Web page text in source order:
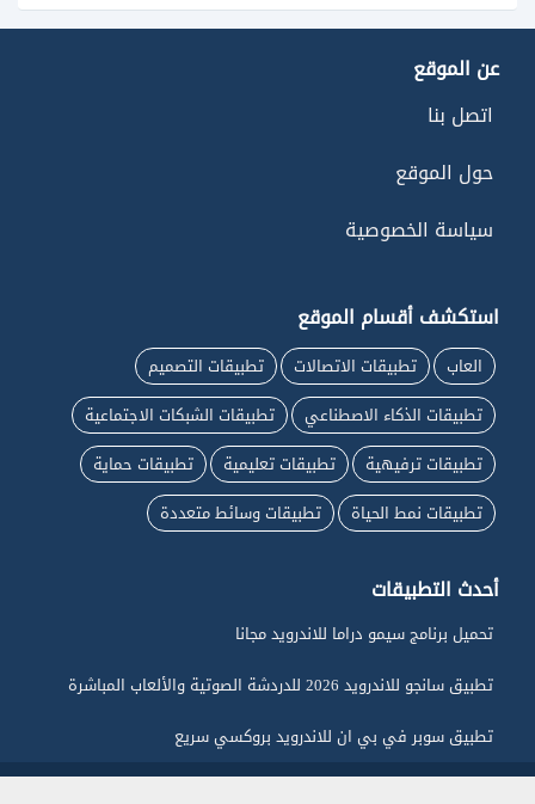
عن الموقع
اتصل بنا
حول الموقع
سياسة الخصوصية
استكشف أقسام الموقع
العاب تطبيقات الاتصالات
تطبيقات التصميم
تطبيقات الذكاء الاصطناعي
تطبيقات الشبكات الاجتماعية
تطبيقات ترفيهية
تطبيقات تعليمية
تطبيقات حماية
تطبيقات نمط الحياة
تطبيقات وسائط متعددة
أحدث التطبيقات
تحميل برنامج سيمو دراما للاندرويد مجانا
تطبيق سانجو للاندرويد 2026 للدردشة الصوتية والألعاب المباشرة
تطبيق سوبر في بي ان للاندرويد بروكسي سريع